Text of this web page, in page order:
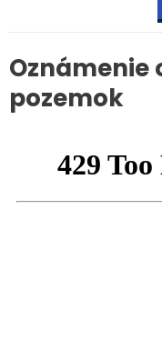
Oznámenie
pozemok